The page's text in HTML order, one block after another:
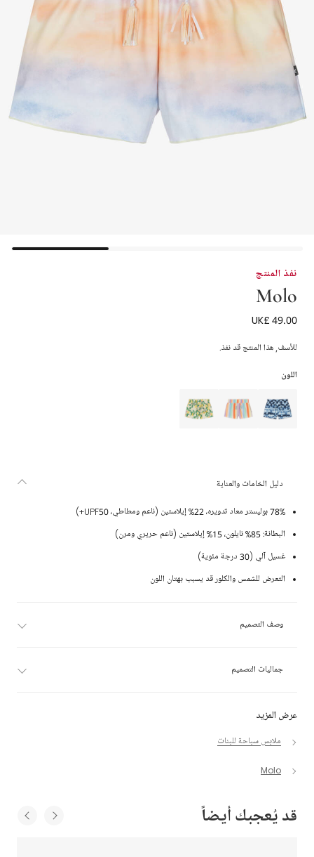
نفذ المنتج
Molo
شورت سباحة للبنات لون برتقالي وبنفسجي (UPF50+)
UK£ 49.00
للأسف, هذا المنتج قد نفذ.
اللون
عرض المزيد
ملابس سباحة للبنات
Molo
دليل الخامات والعناية
78% بوليستر معاد تدويره، 22% إيلاستين (ناعم ومطاطي، UPF50+)
البطانة: 85% نايلون، 15% إيلاستين (ناعم حريري ومرن)
غسيل آلي (30 درجة مئوية)
التعرض للشمس والكلور قد يسبب بهتان اللون
وصف التصميم
جماليات التصميم
قد يُعجبك أيضاً